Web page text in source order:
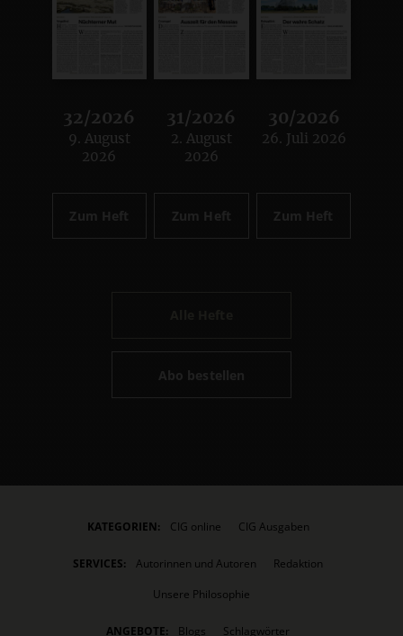
32/2026
:
9. August
2026
Zum Heft
31/2026
:
2. August
2026
Zum Heft
30/2026
:
26. Juli 2026
Zum Heft
Abo bestellen
KATEGORIEN: CIG online CIG Ausgaben
SERVICES: Autorinnen und Autoren
Redaktion
Unsere Philosophie
ANGEBOTE: Blogs Schlagwörter